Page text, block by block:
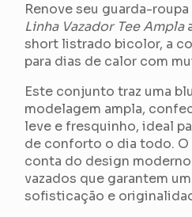
Renove seu guarda-
Linha Vazador Tee Ampla
short listrado bicolor, a
para dias de calor com
Este conjunto traz uma
modelagem ampla,
leve e fresquinho, ideal
de conforto o dia todo.
conta do design
vazados que garantem
sofisticação e